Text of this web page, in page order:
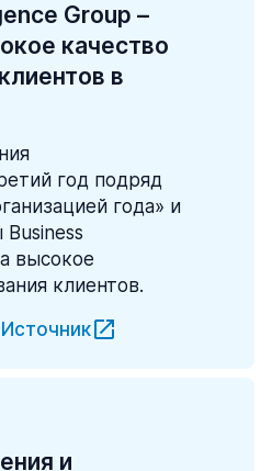
Group –
качество
в
год подряд
года» и
высокое
клиентов.
Источник
и